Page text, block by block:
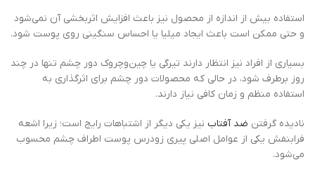
استفاده بیش از اندازه از محصول نیز باعث افزایش اثربخشی آن نمی‌شود
و حتی ممکن است باعث ایجاد میلیا یا احساس سنگینی روی پوست شود.
بسیاری از افراد نیز انتظار دارند تیرگی یا چین‌وچروک دور چشم تنها در چند
روز برطرف شود، در حالی که محصولات دور چشم برای اثرگذاری به
استفاده منظم و زمان کافی نیاز دارند.
نادیده گرفتن ضد آفتاب نیز یکی دیگر از اشتباهات رایج است؛ زیرا اشعه
فرابنفش یکی از عوامل اصلی پیری زودرس پوست اطراف چشم محسوب
می‌شود.